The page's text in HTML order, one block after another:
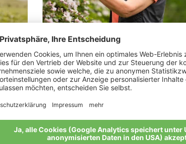
Alber Rita
„Mit Leidenschaft bei der Arbeit“
Meine Geschichte
Alle Bio-Bauern im Überblick